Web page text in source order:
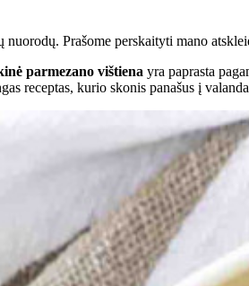
nuorodų. Prašome perskaityti mano
parmezano vištiena yra paprasta
receptas, kurio skonis panašus į